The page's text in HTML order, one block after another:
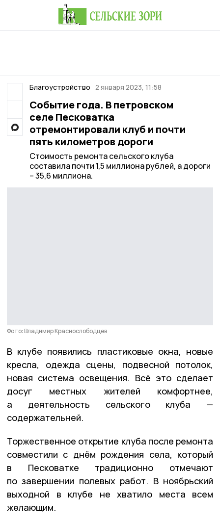
Благоустройство 2 января 2023, 11:58
Событие года. В петровском
селе Песковатка
отремонтировали клуб и почти
пять километров дороги
Стоимость ремонта сельского клуба
составила почти 1,5 миллиона рублей, а дороги
– 35,6 миллиона.
Фото: Владимир Краснослободцев
В клубе появились пластиковые окна, новые
кресла, одежда сцены, подвесной потолок,
новая система освещения. Всё это сделает
досуг местных жителей комфортнее,
а деятельность сельского клуба —
содержательней.
Торжественное открытие клуба после ремонта
совместили с днём рождения села, который
в Песковатке традиционно отмечают
по завершении полевых работ. В ноябрьский
выходной в клубе не хватило места всем
желающим.